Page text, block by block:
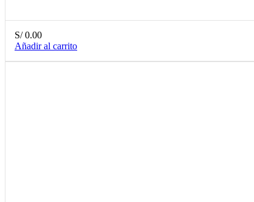
S/0.00
Añadir al carrito